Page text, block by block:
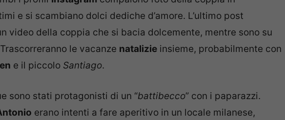
e si scambiano dolci dediche d’amore. L’ultimo post
video della coppia che si bacia dolcemente, mentre sono su
le vacanze natalizie insieme, probabilmente con
e il piccolo Santiago.
sono stati protagonisti di un “battibecco” con i paparazzi.
erano intenti a fare aperitivo in un locale milanese,